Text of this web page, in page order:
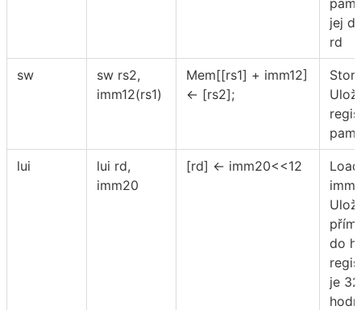
jej
rd
sw
sw rs2,
imm12(rs1)
Mem[[rs1] + imm12]
← [rs2];
lui
lui rd,
imm20
[rd] ← imm20<<12
do
je